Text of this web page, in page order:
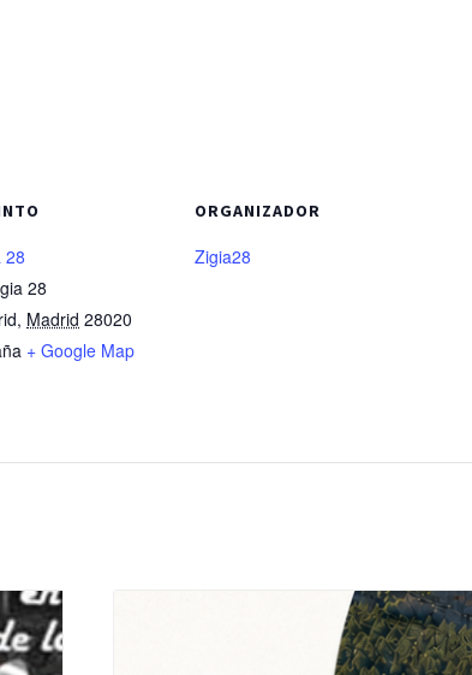
28
28
, Madrid 28020
+ Google Map
ORGANIZADOR
Zigia28